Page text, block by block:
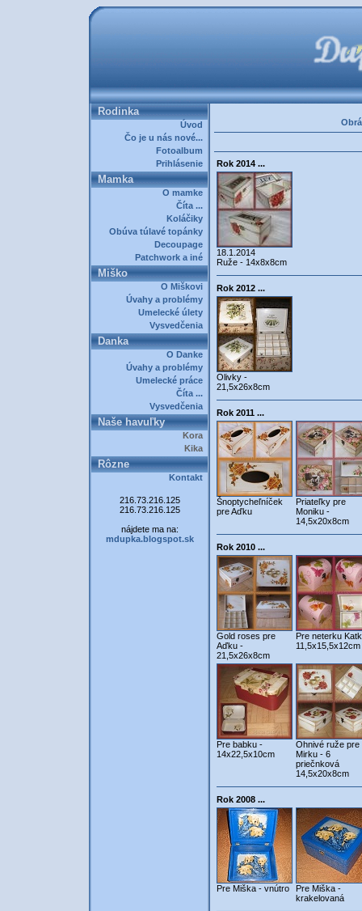
Rodinka
Úvod
Čo je u nás nové...
Fotoalbum
Prihlásenie
Mamka
O mamke
Číta ...
Koláčiky
Obúva túlavé topánky
Decoupage
Patchwork a iné
Miško
O Miškovi
Úvahy a problémy
Umelecké úlety
Vysvedčenia
Danka
O Danke
Úvahy a problémy
Umelecké práce
Číta ...
Vysvedčenia
Naše havuľky
Kora
Kika
Rôzne
Kontakt
216.73.216.125
216.73.216.125
nájdete ma na:
mdupka.blogspot.sk
Rok 2014 ...
18.1.2014
Ruže - 14x8x8cm
Rok 2012 ...
Olivky -
21,5x26x8cm
Rok 2011 ...
Šnoptycheľníček
pre Aďku
Priateľky pre
Moniku -
14,5x20x8cm
Rok 2010 ...
Gold roses pre
Aďku -
21,5x26x8cm
Pre neterku
11,5x15,5x12cm
Pre babku -
14x22,5x10cm
Ohnivé ruže pre
Mirku - 6
priečnková
14,5x20x8cm
Rok 2008 ...
Pre Miška - vnútro
Pre Miška -
krakelovaná